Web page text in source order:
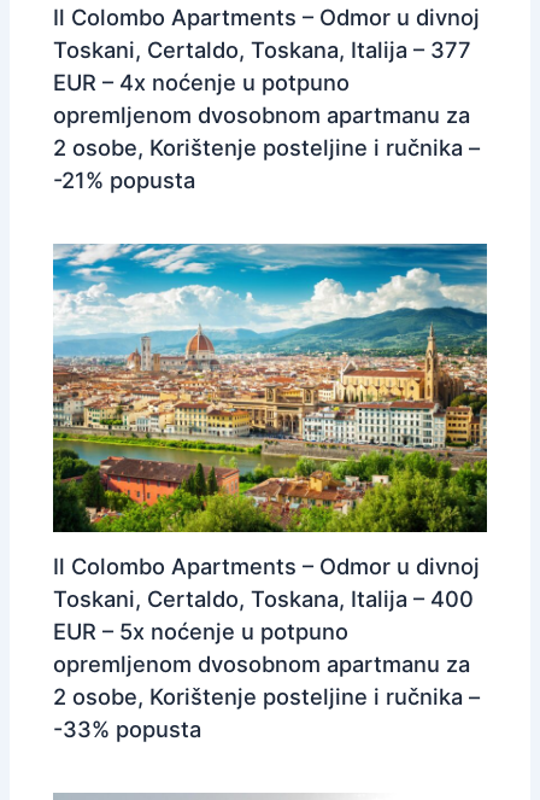
Il Colombo Apartments – Odmor u divnoj
Toskani, Certaldo, Toskana, Italija – 377
EUR – 4x noćenje u potpuno
opremljenom dvosobnom apartmanu za
2 osobe, Korištenje posteljine i ručnika –
-21% popusta
Il Colombo Apartments – Odmor u divnoj
Toskani, Certaldo, Toskana, Italija – 400
EUR – 5x noćenje u potpuno
opremljenom dvosobnom apartmanu za
2 osobe, Korištenje posteljine i ručnika –
-33% popusta